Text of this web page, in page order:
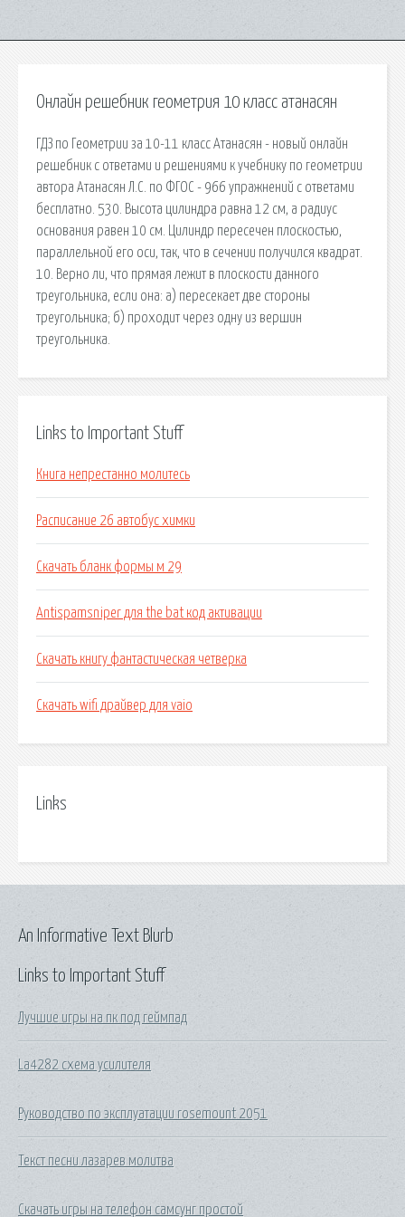
Онлайн решебник геометрия 10 класс атанасян
ГДЗ по Геометрии за 10-11 класс Атанасян - новый онлайн
решебник с ответами и решениями к учебнику по геометрии
автора Атанасян Л.С. по ФГОС - 966 упражнений с ответами
бесплатно. 530. Высота цилиндра равна 12 см, а радиус
основания равен 10 см. Цилиндр пересечен плоскостью,
параллельной его оси, так, что в сечении получился квадрат.
10. Верно ли, что прямая лежит в плоскости данного
треугольника, если она: а) пересекает две стороны
треугольника; б) проходит через одну из вершин
треугольника.
Links to Important Stuff
Книга непрестанно молитесь
Расписание 26 автобус химки
Скачать бланк формы м 29
Antispamsniper для the bat код активации
Скачать книгу фантастическая четверка
Скачать wifi драйвер для vaio
Links
Links to Important Stuff
Лучшие игры на пк под геймпад
La4282 схема усилителя
Руководство по эксплуатации rosemount 2051
Текст песни лазарев молитва
Скачать игры на телефон самсунг простой
An Informative Text Blurb